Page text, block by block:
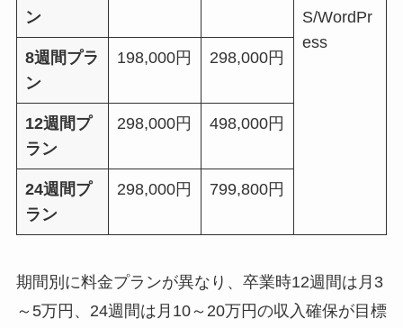
ン
S/WordPr
ess
8週間プラ
ン
198,000円 298,000円
12週間プ
ラン
298,000円 498,000円
24週間プ
ラン
298,000円 799,800円
期間別に料金プランが異なり、卒業時12週間は月3
～5万円、24週間は月10～20万円の収入確保が目標